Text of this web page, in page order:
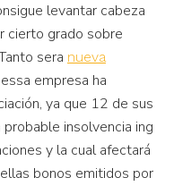
levantar cabeza
cierto grado sobre
sera nueva
empresa ha
ya que 12 de sus
insolvencia ing
y la cual afectará
bonos emitidos por